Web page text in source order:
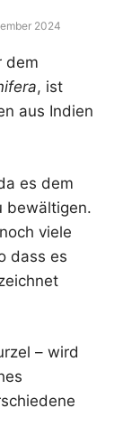
2024
dem
, ist
aus Indien
es dem
bewältigen.
viele
dass es
– wird